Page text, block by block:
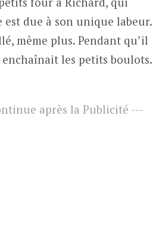
est due à son unique labeur.
même plus. Pendant qu’il
les petits boulots.
après la Publicité ---